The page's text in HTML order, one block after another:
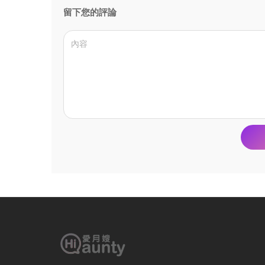
留下您的評論